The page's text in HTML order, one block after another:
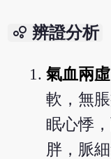
bubble_chart 辨證分析
氣血兩虛
軟，無
眠心悸
胖，脈